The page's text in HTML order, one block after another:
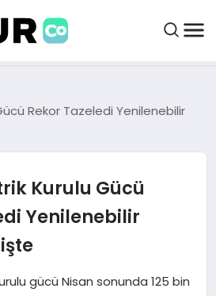
Rekor Tazeledi Yenilenebilir
Kurulu Gücü
Yenilenebilir
gücü Nisan sonunda 125 bin